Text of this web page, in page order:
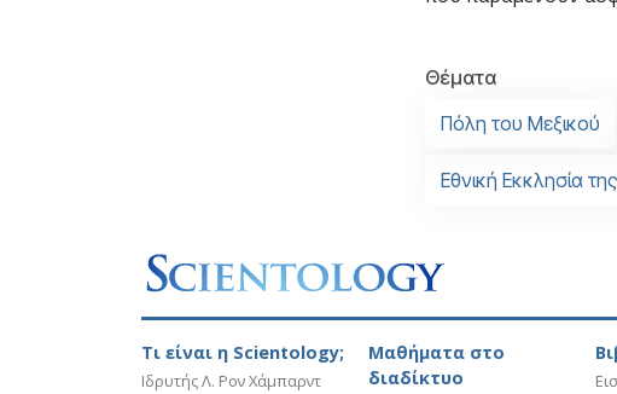
Θέματα
Πόλη του Μεξικού
Εθνική Εκκλησία
Τι είναι η Scientology;
Ιδρυτής Λ. Ρον Χάμπαρντ
Μαθήματα στο
διαδίκτυο